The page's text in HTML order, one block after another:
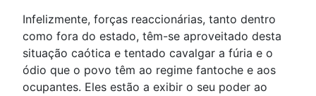
Infelizmente, forças reaccionárias, tanto dentro
como fora do estado, têm-se aproveitado desta
situação caótica e tentado cavalgar a fúria e o
ódio que o povo têm ao regime fantoche e aos
ocupantes. Eles estão a exibir o seu poder ao